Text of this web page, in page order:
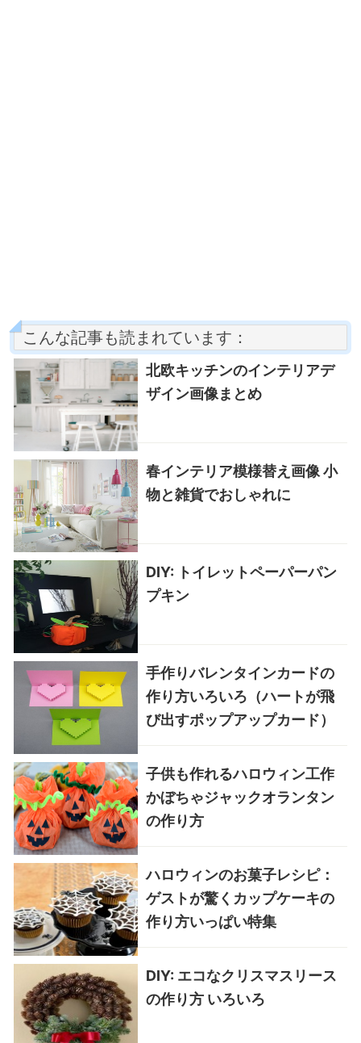
こんな記事も読まれています：
北欧キッチンのインテリアデ
ザイン画像まとめ
春インテリア模様替え画像 小
物と雑貨でおしゃれに
DIY: トイレットペーパーパン
プキン
手作りバレンタインカードの
作り方いろいろ（ハートが飛
び出すポップアップカード）
子供も作れるハロウィン工作
かぼちゃジャックオランタン
の作り方
ハロウィンのお菓子レシピ：
ゲストが驚くカップケーキの
作り方いっぱい特集
DIY: エコなクリスマスリース
の作り方 いろいろ